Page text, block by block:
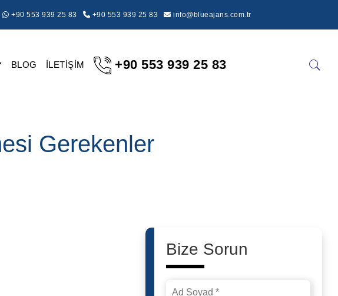
+90 553 939 25 83 +90 553 939 25 83 info@blueajans.com.tr
BLOG İLETİŞİM +90 553 939 25 83
Gerekenler
Bize Sorun